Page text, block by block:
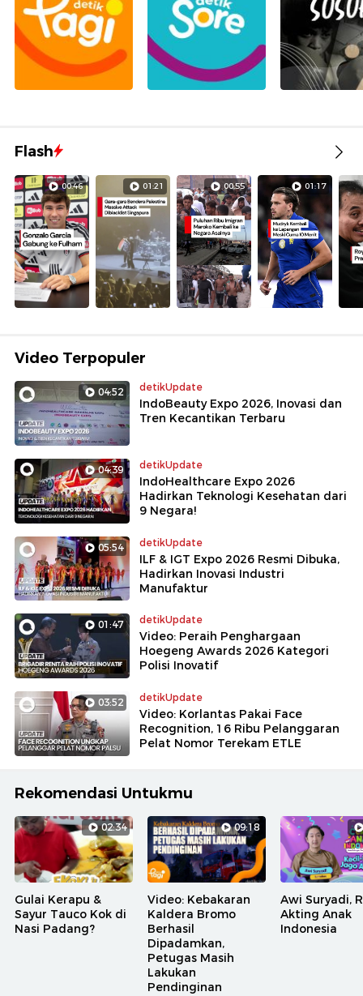
Flash
00:46 01:21 00:55 01:17
Video Terpopuler
04:52 detikUpdate
IndoBeauty Expo 2026, Inovasi dan
Tren Kecantikan Terbaru
04:39 detikUpdate
IndoHealthcare Expo 2026
Hadirkan Teknologi Kesehatan dari
9 Negara!
05:54 detikUpdate
ILF & IGT Expo 2026 Resmi Dibuka,
Hadirkan Inovasi Industri
Manufaktur
01:47 detikUpdate
Video: Peraih Penghargaan
Hoegeng Awards 2026 Kategori
Polisi Inovatif
03:52 detikUpdate
Video: Korlantas Pakai Face
Recognition, 16 Ribu Pelanggaran
Pelat Nomor Terekam ETLE
Rekomendasi Untukmu
02:34
Gulai Kerapu &
Sayur Tauco Kok di
Nasi Padang?
09:18
Video: Kebakaran
Kaldera Bromo
Berhasil
Dipadamkan,
Petugas Masih
Lakukan
Pendinginan
Awi Suryadi,
Akting Anak
Indonesia